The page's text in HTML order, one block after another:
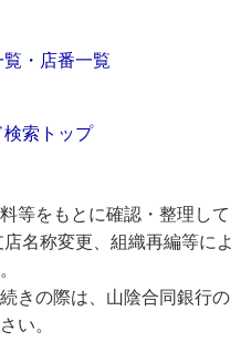
・店番一覧
索トップ
等をもとに確認・整理して
名称変更、組織再編等によ
きの際は、山陰合同銀行の
い。